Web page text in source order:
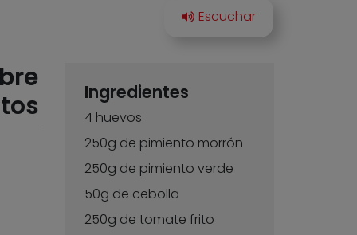
Ingredientes
4 huevos
250g de pimiento morrón
250g de pimiento verde
50g de cebolla
250g de tomate frito